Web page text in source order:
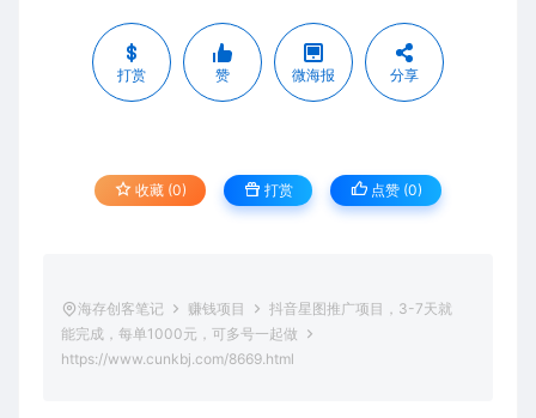
打赏 赞 微海报 分享
收藏 (0) 打赏 点赞 (0)
海存创客笔记 赚钱项目
抖音星图推广项目，3-7天就
能完成，每单1000元，可多号一起做
https://www.cunkbj.com/8669.html